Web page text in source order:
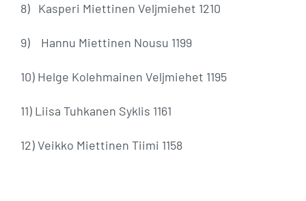
8) Kasperi Miettinen Veljmiehet 1210
9) Hannu Miettinen Nousu 1199
10) Helge Kolehmainen Veljmiehet 1195
11) Liisa Tuhkanen Syklis 1161
12) Veikko Miettinen Tiimi 1158